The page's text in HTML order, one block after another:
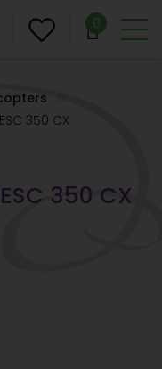
0
350 CX
350 CX